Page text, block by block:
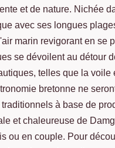
et de nature. Nichée
avec ses longues
marin revigorant en se
se dévoilent au détour
telles que la
bretonne ne
à base de
et chaleureuse de
ou en couple. Pour